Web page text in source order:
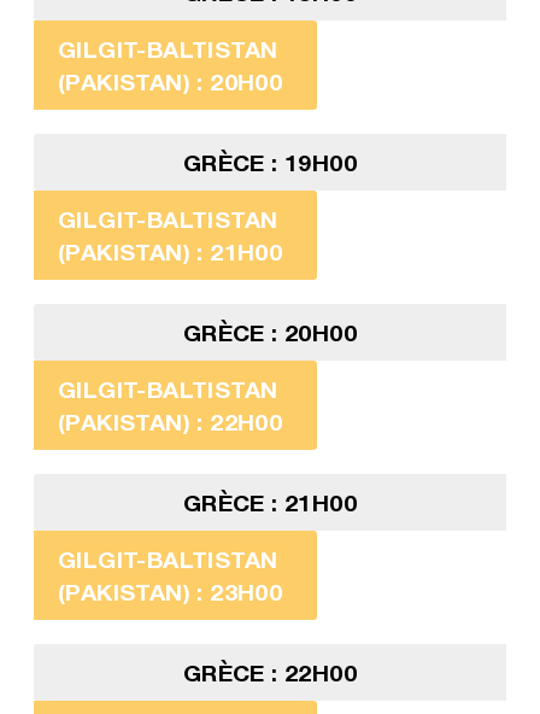
GILGIT-BALTISTAN
(PAKISTAN) : 20H00
GRÈCE : 19H00
GILGIT-BALTISTAN
(PAKISTAN) : 21H00
GRÈCE : 20H00
GILGIT-BALTISTAN
(PAKISTAN) : 22H00
GRÈCE : 21H00
GILGIT-BALTISTAN
(PAKISTAN) : 23H00
GRÈCE : 22H00